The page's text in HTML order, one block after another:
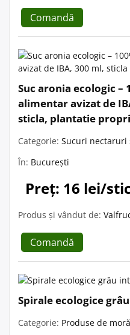
Comandă
Suc aronia ecologic –
alimentar avizat de
sticla, plantatie
Categorie: Sucuri nectaruri
În: București
Preț: 16 lei/
Produs și vândut de:
Comandă
Spirale ecologice
Categorie: Produse de